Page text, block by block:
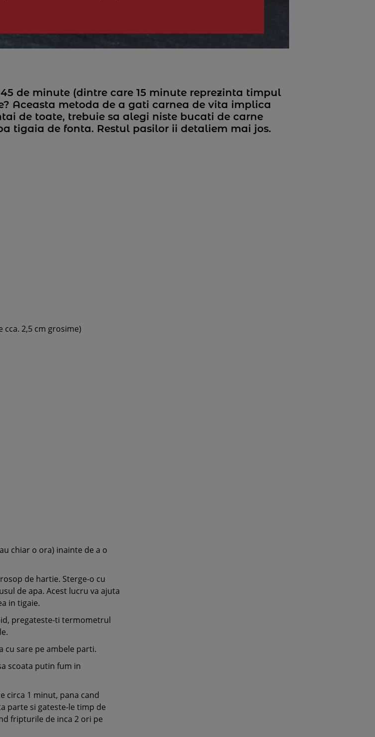
de minute (dintre care 15 minute reprezinta timpul
Aceasta metoda de a gati carnea de vita implica
de toate, trebuie sa alegi niste bucati de carne
tigaia de fonta. Restul pasilor ii detaliem mai jos.
2,5 cm grosime)
chiar o ora) inainte de a o
de hartie. Sterge-o cu
de apa. Acest lucru va ajuta
in tigaie.
pregateste-ti termometrul
cu sare pe ambele parti.
scoata putin fum in
circa 1 minut, pana cand
parte si gateste-le timp de
fripturile de inca 2 ori pe